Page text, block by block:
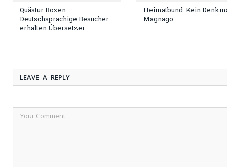
Quästur Bozen:
Deutschsprachige Besucher
erhalten Übersetzer
Heimatbund: Kein
Magnago
LEAVE A REPLY